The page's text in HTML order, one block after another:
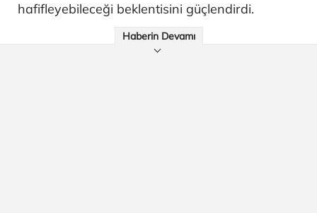
hafifleyebileceği beklentisini güçlendirdi.
Haberin Devamı